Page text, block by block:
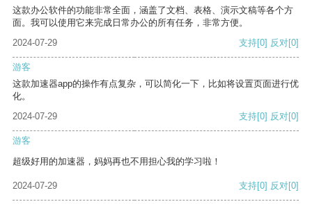
这款办公软件的功能非常全面，涵盖了文档、表格、演示文稿等各个方
面。我可以使用它来完成日常办公的所有任务，非常方便。
2024-07-29
支持[0] 反对[0]
游客
这款加速器app的操作有点复杂，可以简化一下，比如将设置页面进行优
化。
2024-07-29
支持[0] 反对[0]
游客
超级好用的加速器，妈妈再也不用担心我的学习啦！
2024-07-29 支持[0] 反对[0]